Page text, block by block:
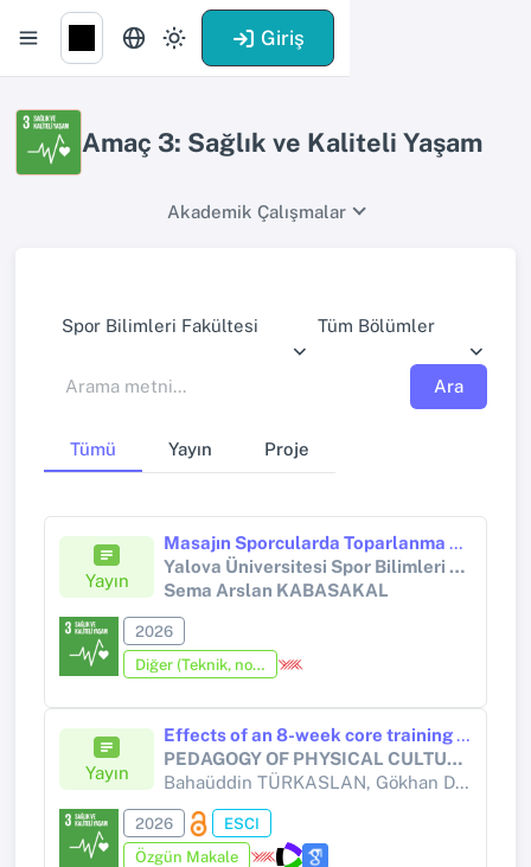
Giriş
Amaç 3: Sağlık ve Kaliteli Yaşam
Akademik Çalışmalar
Spor Bilimleri Fakültesi Tüm Bölümler
Ara
Tümü Yayın Proje
Yayın
Masajın Sporcularda Toparlanma ve Performans Üzerine Akut ve Kronik Etkileri
Yalova Üniversitesi Spor Bilimleri Dergisi
Sema Arslan KABASAKAL
2026
Diğer (Teknik, not, yorum, vaka takdimi, editöre mektup, özet, kitap krıtiği, araştırma notu, bilirkişi raporu ve benzeri)
Yayın
Effects of an 8-week core training program on COP-based postural sway and functional performance in male amateur soccer players
PEDAGOGY OF PHYSICAL CULTURE AND SPORTS
Bahaüddin TÜRKASLAN, Gökhan DELİCEOĞLU,
2026
ESCI
Özgün Makale